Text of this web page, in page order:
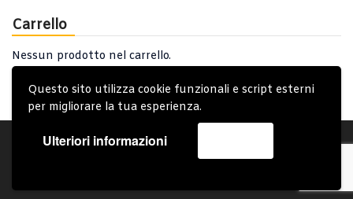
Questo sito utilizza cookie funzionali e script esterni
per migliorare la tua esperienza.
Ulteriori informazioni
Carrello
Nessun prodotto nel carrello.
Account Condizioni Generali
Spedizione e Consegna